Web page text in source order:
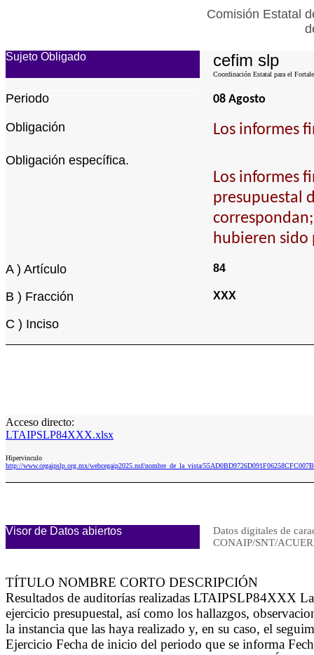
Comisión Estatal
Sujeto Obligado cefim slp
Coordinación Estatal para el
Periodo 08 Agosto
Obligación Los informes
Obligación específica.
Los informes
presupuestal
hubieren sido
A ) Artículo 84
B ) Fracción XXX
C ) Inciso
Acceso directo:
LTAIPSLP84XXX.xlsx
Hipervinculo
http://www.cegaipslp.org.mx/webcegaip2025.nsf/nombre_de_la_vista/
Visor de Datos abiertos
Datos digitales de
CONAIP/SNT/
TÍTULO NOMBRE CORTO DESCRIPCIÓN
Resultados de auditorías realizadas LTAIPSLP84XXX
ejercicio presupuestal, así como los hallazgos,
la instancia que las haya realizado y, en su caso, el
Ejercicio Fecha de inicio del periodo que se informa